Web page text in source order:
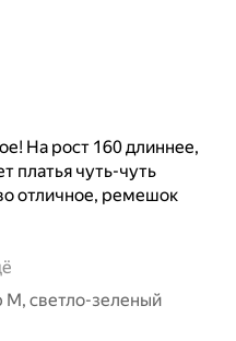
На рост 160 длиннее,
платья чуть-чуть
отличное, ремешок
светло-зеленый